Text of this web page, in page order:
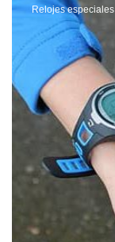
Relojes especiales